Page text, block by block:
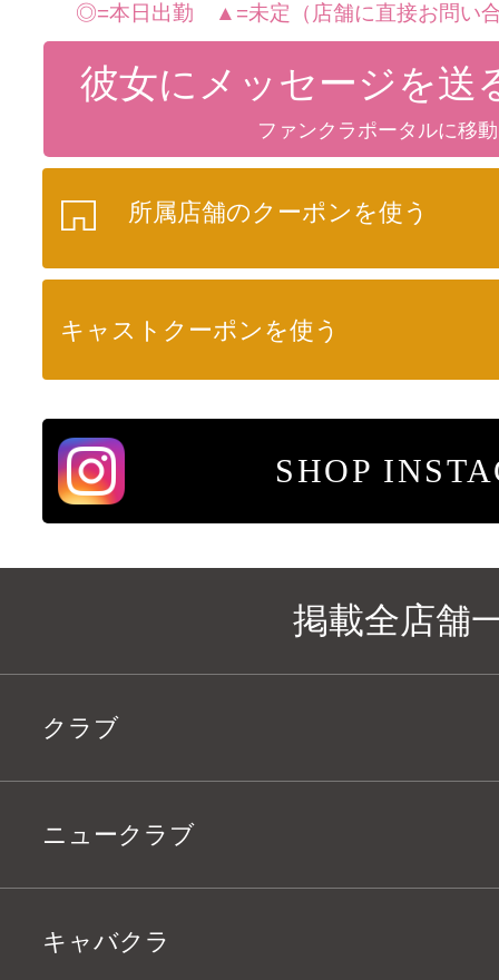
◎=本日出勤 ▲=未定（店舗に直接お問い
彼女にメッセージを送
ファンクラポータルに移
所属店舗のクーポンを使う
キャストクーポンを使う
SHOP
掲載全店舗
クラブ
ニュークラブ
キャバクラ